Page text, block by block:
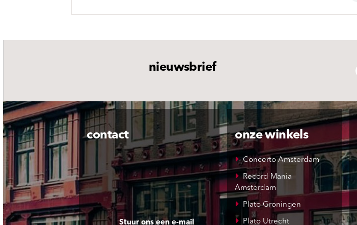
nieuwsbrief
contact
Stuur ons een e-mail
onze winkels
Concerto Amsterdam
Record Mania
Amsterdam
Plato Groningen
Plato Utrecht